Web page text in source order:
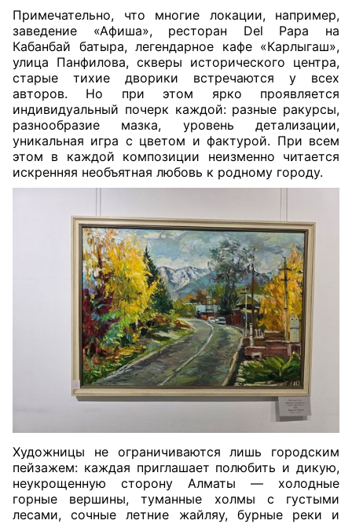
Примечательно, что многие локации, например,
заведение «Афиша», ресторан Del Papa на
Кабанбай батыра, легендарное кафе «Карлыгаш»,
улица Панфилова, скверы исторического центра,
старые тихие дворики встречаются у всех
авторов. Но при этом ярко проявляется
индивидуальный почерк каждой: разные ракурсы,
разнообразие мазка, уровень детализации,
уникальная игра с цветом и фактурой. При всем
этом в каждой композиции неизменно читается
искренняя необъятная любовь к родному городу.
Художницы не ограничиваются лишь городским
пейзажем: каждая приглашает полюбить и дикую,
неукрощенную сторону Алматы — холодные
горные вершины, туманные холмы с густыми
лесами, сочные летние жайляу, бурные реки и